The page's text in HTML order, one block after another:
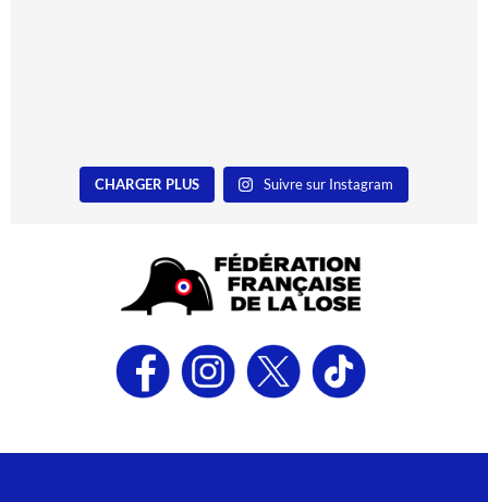
CHARGER PLUS Suivre sur Instagram